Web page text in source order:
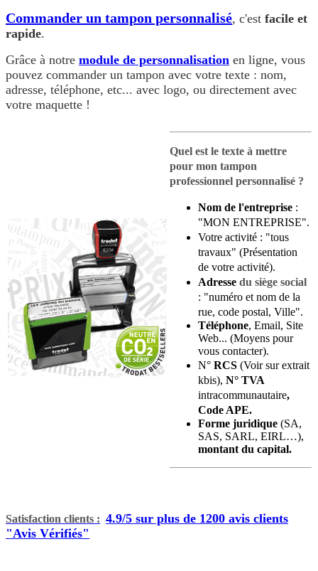
Commander un tampon personnalisé, c'est facile et
rapide.
Grâce à notre module de personnalisation en ligne, vous
pouvez commander un tampon avec votre texte : nom,
adresse, téléphone, etc... avec logo, ou directement avec
votre maquette !
Quel est le texte à mettre
pour mon tampon
professionnel personnalisé ?
Nom de l'entreprise :
"MON ENTREPRISE".
Votre activité : "tous
travaux" (Présentation
de votre activité).
Adresse du siège social
: "numéro et nom de la
rue, code postal, Ville".
Téléphone, Email, Site
Web... (Moyens pour
vous contacter).
N° RCS (Voir sur extrait
kbis), N° TVA
intracommunautaire,
Code APE.
Forme juridique (SA,
SAS, SARL, EIRL…),
montant du capital.
Satisfaction clients : 4.9/5 sur plus de 1200 avis clients
"Avis Vérifiés"